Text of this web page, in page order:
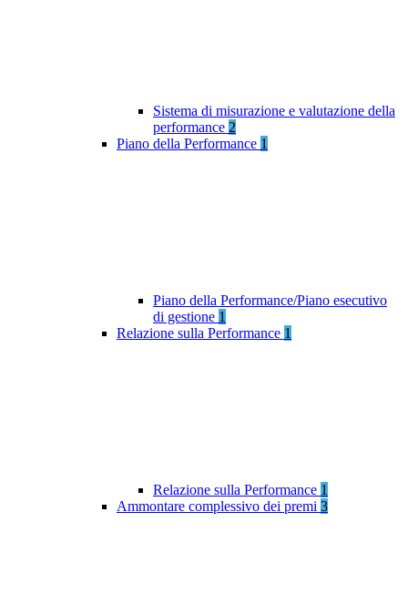
Sistema di misurazione e valutazione della
performance 2
Piano della Performance 1
Piano della Performance/Piano esecutivo
di gestione 1
Relazione sulla Performance 1
Relazione sulla Performance 1
Ammontare complessivo dei premi 3